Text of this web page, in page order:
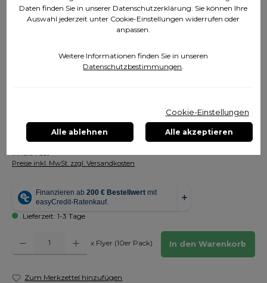
1,00 €
Inhalt:1 Set
Preise inkl. MwSt. zzgl. Versandkosten
Lieferzeit: 1-3 Tage
Produkt Anzahl: Gib den gewünschten Wert ein oder benutze die
x Flyer (10er Pack) In den Warenkorb
Zum Merkzettel hinzufügen
Daten finden Sie in unserer Datenschutzerklärung. Sie können Ihre
Auswahl jederzeit unter Cookie-Einstellungen widerrufen oder
anpassen.
Weitere Informationen finden Sie in unseren
Datenschutzbestimmungen
Cookie-Einstellungen
Alle ablehnen Alle akzeptieren